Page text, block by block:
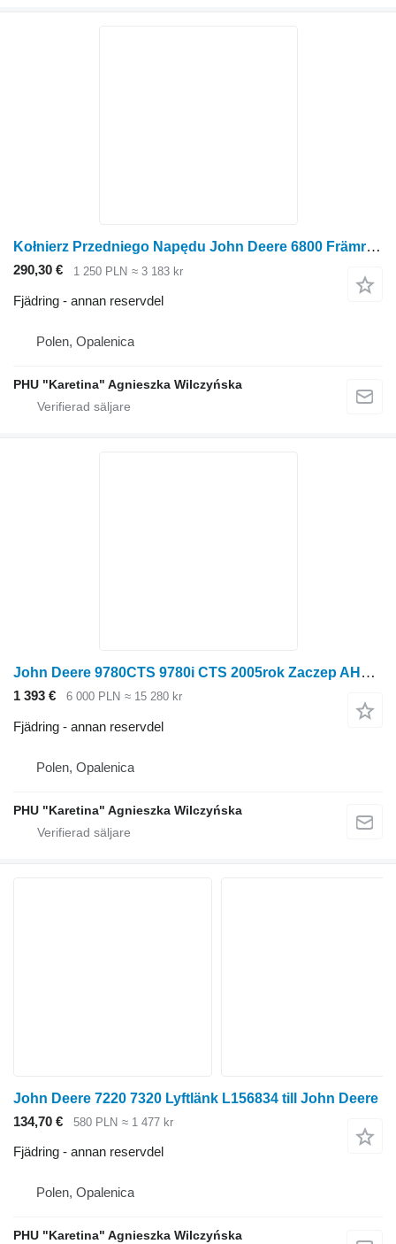
Kołnierz Przedniego Napędu John Deere 6800 Främre drivfläns L100159 till John Deere 6800 hjultraktor
290,30 € 1 250 PLN ≈ 3 183 kr
Fjädring - annan reservdel
Polen, Opalenica
PHU "Karetina" Agnieszka Wilczyńska
John Deere 9780CTS 9780i CTS 2005rok Zaczep AH158268 till John Deere
1 393 € 6 000 PLN ≈ 15 280 kr
Fjädring - annan reservdel
Polen, Opalenica
PHU "Karetina" Agnieszka Wilczyńska
John Deere 7220 7320 Lyftlänk L156834 till John Deere
134,70 €
580 PLN ≈ 1 477 kr
Fjädring - annan reservdel
Polen, Opalenica
PHU "Karetina" Agnieszka Wilczyńska